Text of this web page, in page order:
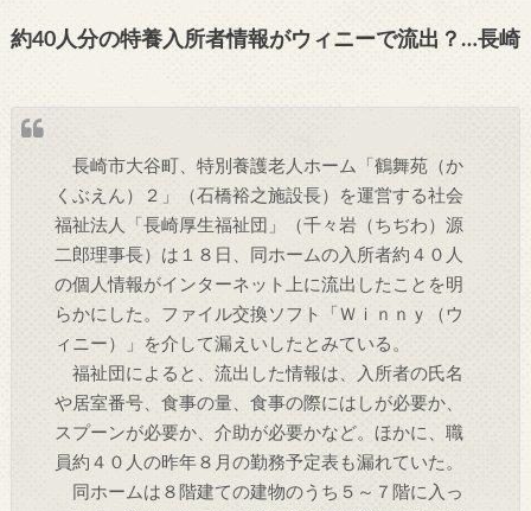
約40人分の特養入所者情報がウィニーで流出？…長崎
長崎市大谷町、特別養護老人ホーム「鶴舞苑（か
くぶえん）２」（石橋裕之施設長）を運営する社会
福祉法人「長崎厚生福祉団」（千々岩（ちぢわ）源
二郎理事長）は１８日、同ホームの入所者約４０人
の個人情報がインターネット上に流出したことを明
らかにした。ファイル交換ソフト「Ｗｉｎｎｙ（ウ
ィニー）」を介して漏えいしたとみている。
福祉団によると、流出した情報は、入所者の氏名
や居室番号、食事の量、食事の際にはしが必要か、
スプーンが必要か、介助が必要かなど。ほかに、職
員約４０人の昨年８月の勤務予定表も漏れていた。
同ホームは８階建ての建物のうち５～７階に入っ